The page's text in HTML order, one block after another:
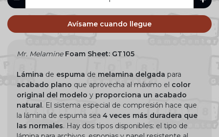
Avísame cuando llegue
Mr. Melamine Foam Sheet: GT105
Lámina de espuma de melamina delgada para
acabado plano que aprovecha al máximo el color
original del modelo y proporciona un acabado
natural. El sistema especial de compresión hace que
la lámina de espuma sea 4 veces más duradera que
las normales. Hay dos tipos disponibles: el tipo de